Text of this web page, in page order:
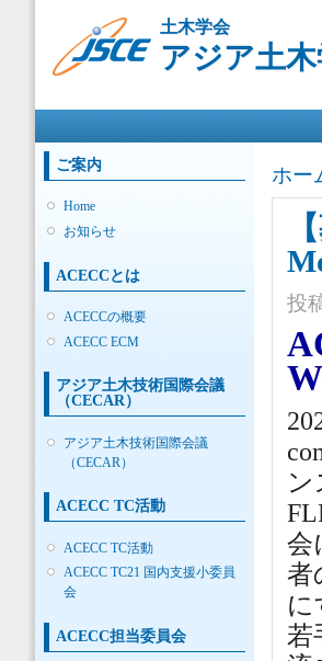
土木学会
アジア土
ご案内
Home
お知らせ
ACECCとは
ACECCの概要
ACECC ECM
アジア土木技術国際会議
（CECAR）
アジア土木技術国際会議
（CECAR）
ACECC TC活動
ACECC TC活動
ACECC TC21 国内支援小委員
会
ACECC担当委員会
現在
ホー
投
会
者
に
若